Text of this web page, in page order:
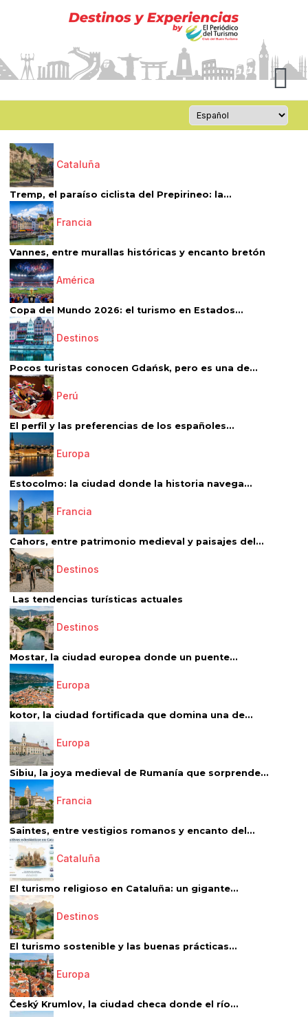
Cataluña
Tremp, el paraíso ciclista del Prepirineo: la...
Francia
Vannes, entre murallas históricas y encanto bretón
América
Copa del Mundo 2026: el turismo en Estados...
Destinos
Pocos turistas conocen Gdańsk, pero es una de...
Perú
El perfil y las preferencias de los españoles...
Europa
Estocolmo: la ciudad donde la historia navega...
Francia
Cahors, entre patrimonio medieval y paisajes del...
Destinos
Las tendencias turísticas actuales
Destinos
Mostar, la ciudad europea donde un puente...
Europa
kotor, la ciudad fortificada que domina una de...
Europa
Sibiu, la joya medieval de Rumanía que sorprende...
Francia
Saintes, entre vestigios romanos y encanto del...
Cataluña
El turismo religioso en Cataluña: un gigante...
Destinos
El turismo sostenible y las buenas prácticas...
Europa
Český Krumlov, la ciudad checa donde el río...